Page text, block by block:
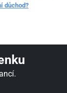
důchod?